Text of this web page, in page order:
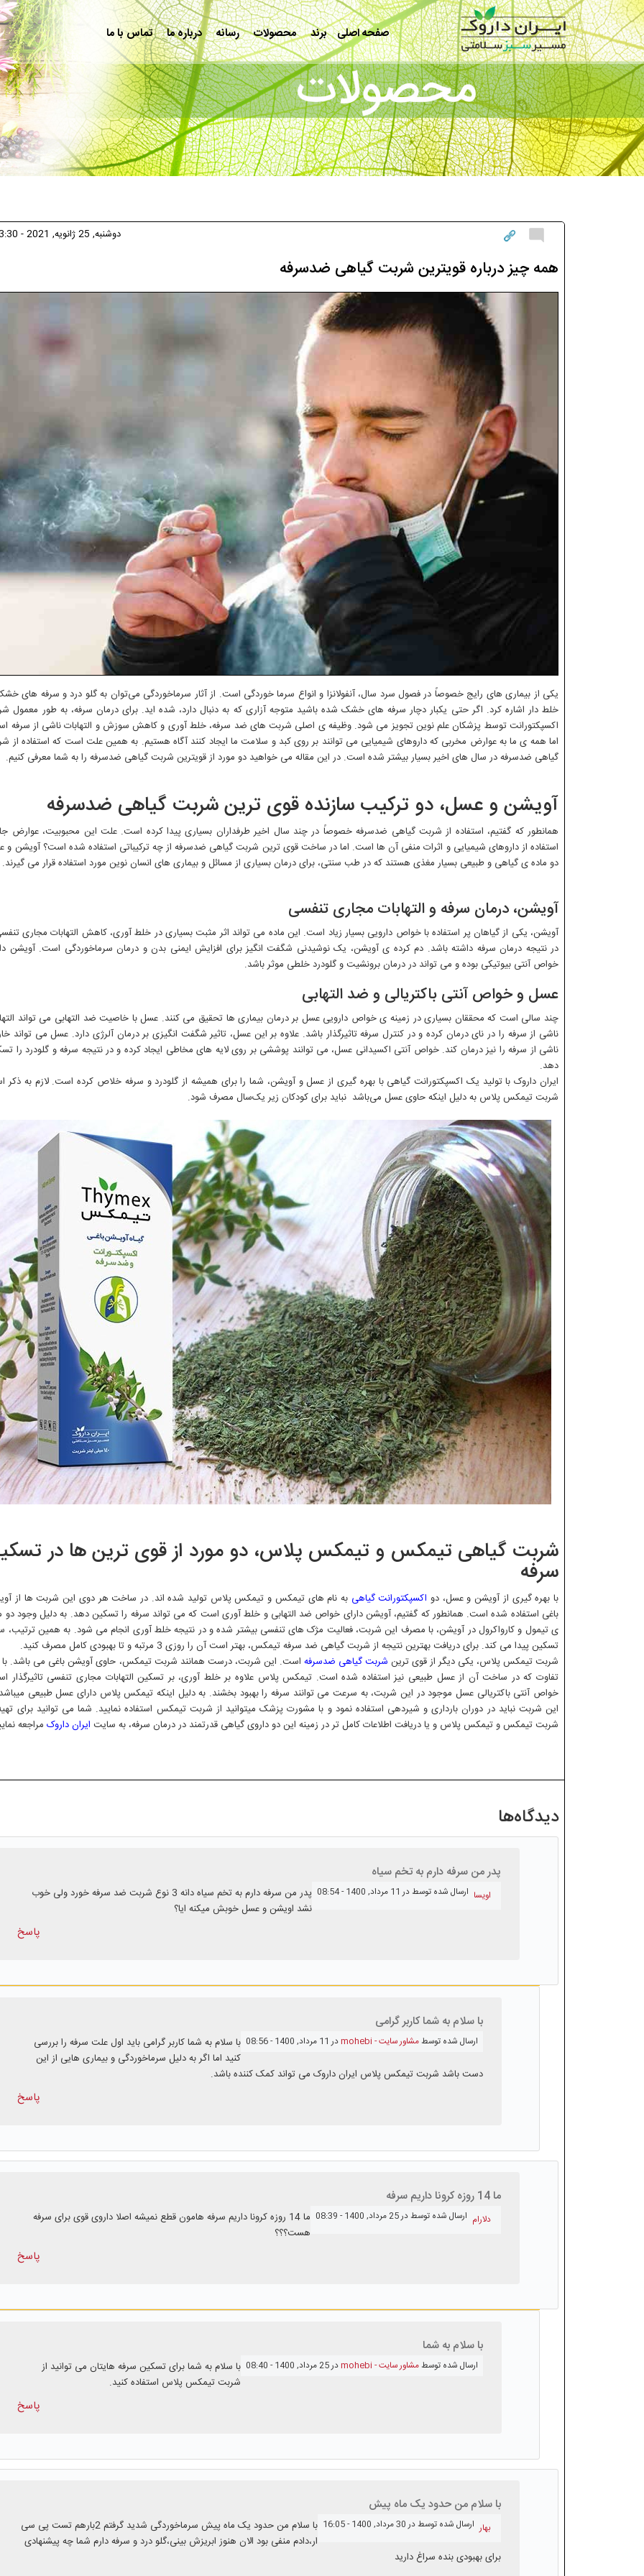
رفتن به محتوای اصلی
صفحه اصلی برند محصولات رسانه درباره ما تماس با ما
دوشنبه, 25 ژانویه, 2021 - 13:30
همه چیز درباره قویترین شربت گیاهی ضدسرفه
یکی از بیماری های رایج خصوصاً در فصول سرد سال، آنفولانزا و انواع سرما خوردگی است. از آثار سرماخوردگی می‌توان به گلو درد و سرفه های
خلط دار اشاره کرد. اگر حتی یکبار دچار سرفه های خشک شده باشید متوجه آزاری که به دنبال دارد، شده اید. برای درمان سرفه، به طور معمول
اکسپکتورانت توسط پزشکان علم نوین تجویز می شود. وظیفه ی اصلی شربت های ضد سرفه، خلط آوری و کاهش سوزش و التهابات ناشی از سرفه
اما همه ی ما به عوارض مخربی که داروهای شیمیایی می توانند بر روی کبد و سلامت ما ایجاد کنند آگاه هستیم. به همین علت است که استفاده از
گیاهی ضدسرفه در سال های اخیر بسیار بیشتر شده است. در این مقاله می خواهید دو مورد از قویترین شربت گیاهی ضدسرفه را به شما معرفی کنیم.
آویشن و عسل، دو ترکیب سازنده قوی ترین شربت گیاهی ضدسرفه
همانطور که گفتیم، استفاده از شربت گیاهی ضدسرفه خصوصاً در چند سال اخیر طرفداران بسیاری پیدا کرده است. علت این محبوبیت، عوارض
استفاده از داروهای شیمیایی و اثرات منفی آن ها است. اما در ساخت قوی ترین شربت گیاهی ضدسرفه از چه ترکیباتی استفاده شده است؟ آویشن و
دو ماده ی گیاهی و طبیعی بسیار مغذی هستند که در طب سنتی، برای درمان بسیاری از مسائل و بیماری های انسان نوین مورد استفاده قرار می گیرند.
آویشن، درمان سرفه و التهابات مجاری تنفسی
آویشن، یکی از گیاهان پر استفاده با خواص دارویی بسیار زیاد است. این ماده می تواند اثر مثبت بسیاری در خلط آوری، کاهش التهابات مجاری
در نتیجه درمان سرفه داشته باشد. دم کرده ی آویشن، یک نوشیدنی شگفت انگیز برای افزایش ایمنی بدن و درمان سرماخوردگی است. آویشن
خواص آنتی بیوتیکی بوده و می تواند در درمان برونشیت و گلودرد خلطی موثر باشد.
عسل و خواص آنتی باکتریالی و ضد التهابی
چند سالی است که محققان بسیاری در زمینه ی خواص دارویی عسل بر درمان بیماری ها تحقیق می کنند. عسل با خاصیت ضد التهابی می تواند
ناشی از سرفه را در نای درمان کرده و در کنترل سرفه تاثیرگذار باشد. علاوه بر این عسل، تاثیر شگفت انگیزی بر درمان آلرژی دارد. عسل می تواند
ناشی از سرفه را نیز درمان کند. خواص آنتی اکسیدانی عسل، می توانند پوششی بر روی لایه های مخاطی ایجاد کرده و در نتیجه سرفه و گلودرد را
دهد.
ایران داروک با تولید یک اکسپکتورانت گیاهی با بهره گیری از عسل و آویشن، شما را برای همیشه از گلودرد و سرفه خلاص کرده است. لازم به ذکر
شربت تیمکس پلاس به دلیل اینکه حاوی عسل می‌باشد نباید برای کودکان زیر یک‌سال مصرف شود.
شربت گیاهی تیمکس و تیمکس پلاس، دو مورد از قوی ترین ها در
سرفه
با بهره گیری از آویشن و عسل، دو اکسپکتورانت گیاهیبه نام های تیمکس و تیمکس پلاس تولید شده اند. در ساخت هر دوی این شربت ها از
باغی استفاده شده است. همانطور که گفتیم، آویشن دارای خواص ضد التهابی و خلط آوری است که می تواند سرفه را تسکین دهد. به دلیل وجود دو
ی تیمول و کارواکرول در آویشن، با مصرف این شربت، فعالیت مژک های تنفسی بیشتر شده و در نتیجه خلط آوری انجام می شود. به همین ترتیب،
تسکین پیدا می کند. برای دریافت بهترین نتیجه از شربت گیاهی ضد سرفه تیمکس، بهتر است آن را روزی 3 مرتبه و تا بهبودی کامل مصرف کنید.
شربت تیمکس پلاس، یکی دیگر از قوی ترین شربت گیاهی ضدسرفه است. این شربت، درست همانند شربت تیمکس، حاوی آویشن باغی می باشد. با
تفاوت که در ساخت آن از عسل طبیعی نیز استفاده شده است. تیمکس پلاس علاوه بر خلط آوری، بر تسکین التهابات مجاری تنفسی تاثیرگذار
خواص آنتی باکتریالی عسل موجود در این شربت، به سرعت می توانند سرفه را بهبود بخشند. به دلیل اینکه تیمکس پلاس دارای عسل طبیعی
این شربت نباید در دوران بارداری و شیردهی استفاده نمود و با مشورت پزشک میتوانید از شربت تیمکس استفاده نمایید. شما می توانید برای
شربت تیمکس و تیمکس پلاس و یا دریافت اطلاعات کامل تر در زمینه این دو داروی گیاهی قدرتمند در درمان سرفه، به سایت ایران داروک مراجعه
دیدگاه‌ها
پدر من سرفه دارم به تخم سیاه
ارسال شده توسط اویسا در 11 مرداد, 1400 - 08:54
پدر من سرفه دارم به تخم سیاه دانه 3 نوع شربت ضد سرفه خورد ولی خوب
نشد اویشن و عسل خوبش میکنه ایا؟
پاسخ
با سلام به شما کاربر گرامی
ارسال شده توسطمشاور سایت - mohebi در 11 مرداد, 1400 - 08:56
با سلام به شما کاربر گرامی باید اول علت سرفه را بررسی
کنید اما اگر به دلیل سرماخوردگی و بیماری هایی از این
دست باشد شربت تیمکس پلاس ایران داروک می تواند کمک کننده باشد.
پاسخ
ما 14 روزه کرونا داریم سرفه
ارسال شده توسط دلارام در 25 مرداد, 1400 - 08:39
ما 14 روزه کرونا داریم سرفه هامون قطع نمیشه اصلا داروی قوی برای سرفه
هست؟؟؟
پاسخ
با سلام به شما
ارسال شده توسطمشاور سایت - mohebi در 25 مرداد, 1400 - 08:40
با سلام به شما برای تسکین سرفه هایتان می توانید از
شربت تیمکس پلاس استفاده کنید.
پاسخ
با سلام‌ من حدود یک ماه پیش
ارسال شده توسط بهار در 30 مرداد, 1400 - 16:05
با سلام‌ من حدود یک ماه پیش سرماخوردگی شدید گرفتم 2بارهم تست پی سی
ار،دادم منفی بود الان هنوز ابریزش بینی،گلو درد و سرفه دارم شما چه پیشنهادی
برای بهبودی بنده سراغ دارید